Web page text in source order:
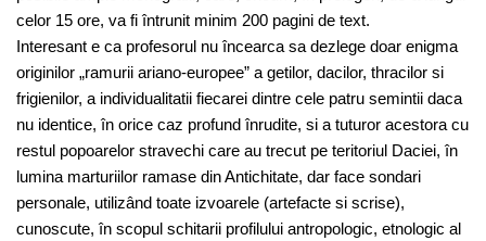
celor 15 ore, va fi întrunit minim 200 pagini de text.
Interesant e ca profesorul nu încearca sa dezlege doar enigma
originilor „ramurii ariano-europee” a getilor, dacilor, thracilor si
frigienilor, a individualitatii fiecarei dintre cele patru semintii daca
nu identice, în orice caz profund înrudite, si a tuturor acestora cu
restul popoarelor stravechi care au trecut pe teritoriul Daciei, în
lumina marturiilor ramase din Antichitate, dar face sondari
personale, utilizând toate izvoarele (artefacte si scrise),
cunoscute, în scopul schitarii profilului antropologic, etnologic al